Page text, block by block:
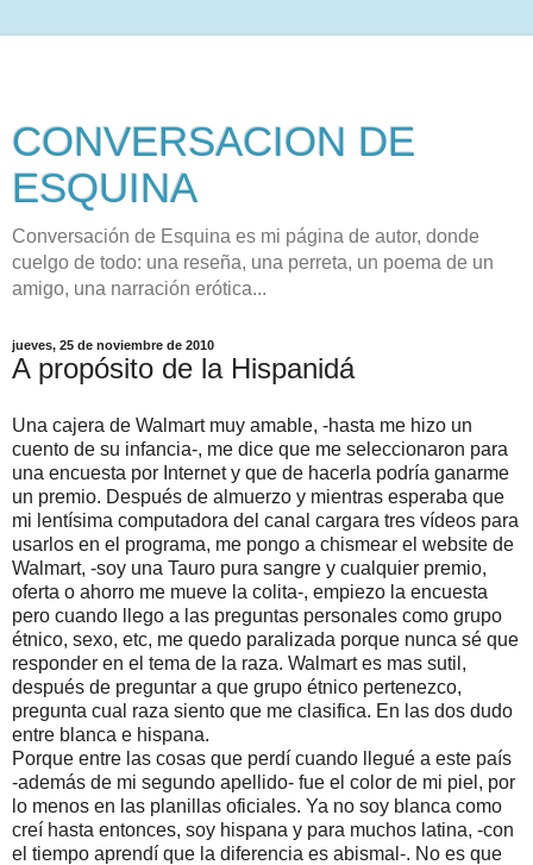
CONVERSACION DE
ESQUINA
Conversación de Esquina es mi página de autor, donde
cuelgo de todo: una reseña, una perreta, un poema de un
amigo, una narración erótica...
jueves, 25 de noviembre de 2010
A propósito de la Hispanidá
Una cajera de Walmart muy amable, -hasta me hizo un
cuento de su infancia-, me dice que me seleccionaron para
una encuesta por Internet y que de hacerla podría ganarme
un premio. Después de almuerzo y mientras esperaba que
mi lentísima computadora del canal cargara tres vídeos para
usarlos en el programa, me pongo a chismear el website de
Walmart, -soy una Tauro pura sangre y cualquier premio,
oferta o ahorro me mueve la colita-, empiezo la encuesta
pero cuando llego a las preguntas personales como grupo
étnico, sexo, etc, me quedo paralizada porque nunca sé que
responder en el tema de la raza. Walmart es mas sutil,
después de preguntar a que grupo étnico pertenezco,
pregunta cual raza siento que me clasifica. En las dos dudo
entre blanca e hispana.
Porque entre las cosas que perdí cuando llegué a este país
-además de mi segundo apellido- fue el color de mi piel, por
lo menos en las planillas oficiales. Ya no soy blanca como
creí hasta entonces, soy hispana y para muchos latina, -con
el tiempo aprendí que la diferencia es abismal-. No es que